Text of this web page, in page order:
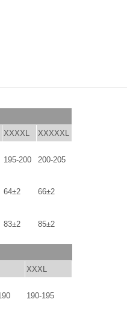
XXXXL XXXXXL
195-200 200-205
64±2 66±2
83±2 85±2
XXXL
190-195